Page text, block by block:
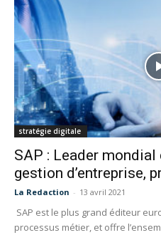
stratégie digitale
SAP : Leader
gestion d’entreprise,
La Redaction - 13 avril 2021
SAP est le plus grand éditeur
processus métier, et offre